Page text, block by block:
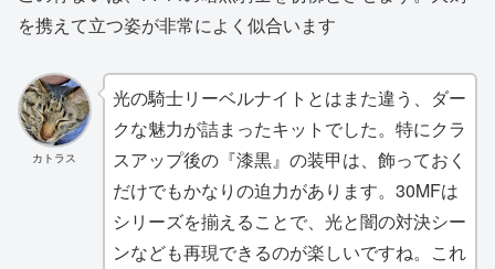
を携えて立つ姿が非常によく似合います
カトラス
光の騎士リーベルナイトとはまた違う、ダー
クな魅力が詰まったキットでした。特にクラ
スアップ後の『漆黒』の装甲は、飾っておく
だけでもかなりの迫力があります。30MFは
シリーズを揃えることで、光と闇の対決シー
ンなども再現できるのが楽しいですね。これ